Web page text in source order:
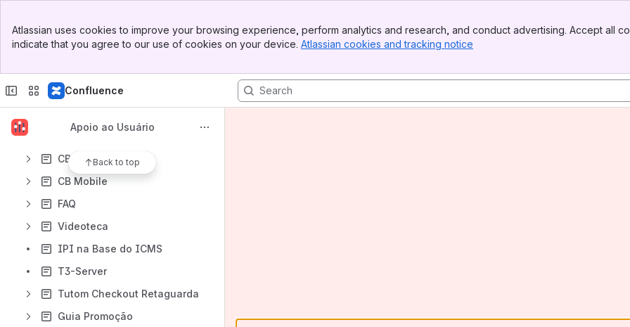
Top Bar
Sidebar
Atlassian uses cookies to improve your browsing experience, perform analytics and research, and conduct advertising. Accept all
indicate that you agree to our use of cookies on your device. Atlassian cookies and tracking notice
Confluence
Apoio ao Usuário
Back to top
Results will update as you type.
Intban
Tutom Conferência
CB ECF
CB Mobile
FAQ
Videoteca
IPI na Base do ICMS
T3-Server
Tutom Checkout Retaguarda
Guia Promoção